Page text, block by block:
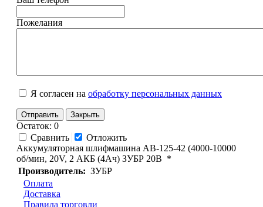
Пожелания
Я согласен на обработку персональных данных
Отправить Закрыть
Остаток: 0
Сравнить
Отложить
Аккумуляторная шлифмашина AB-125-42 (4000-10000
об/мин, 20V, 2 АКБ (4Ач) ЗУБР 20В *
Производитель: ЗУБР
Оплата
Доставка
Правила торговли